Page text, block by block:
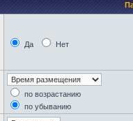
Да Нет
по возрастанию
по убыванию